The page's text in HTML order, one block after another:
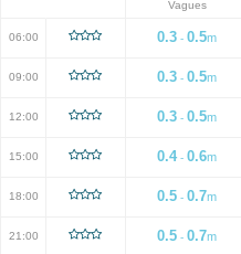
Vagues
06:00 0.3 -0.5m
09:00 0.3 -0.5m
12:00 0.3 -0.5m
15:00 0.4-0.6m
18:00 0.5 -0.7m
21:00 0.5 -0.7m